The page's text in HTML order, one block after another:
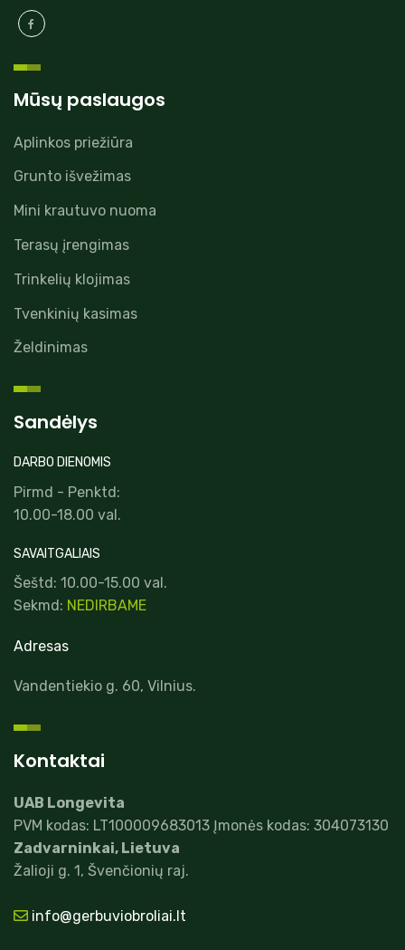
Mūsų paslaugos
Aplinkos priežiūra
Grunto išvežimas
Mini krautuvo nuoma
Terasų įrengimas
Trinkelių klojimas
Tvenkinių kasimas
Želdinimas
Sandėlys
DARBO DIENOMIS
Pirmd - Penktd:
10.00-18.00 val.
SAVAITGALIAIS
Šeštd: 10.00-15.00 val.
Sekmd: NEDIRBAME
Adresas
Vandentiekio g. 60, Vilnius.
Kontaktai
UAB Longevita
PVM kodas: LT100009683013 Įmonės kodas: 304073130
Zadvarninkai, Lietuva
Žalioji g. 1, Švenčionių raj.
info@gerbuviobroliai.lt